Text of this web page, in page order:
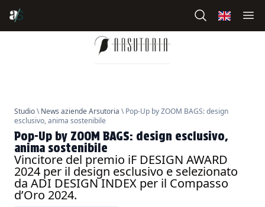
Studio\News aziende Arsutoria \ Pop-Up by ZOOM BAGS: design
esclusivo, anima sostenibile
Pop-Up by ZOOM BAGS: design esclusivo,
anima sostenibile
Vincitore del premio iF DESIGN AWARD
2024 per il design esclusivo e selezionato
da ADI DESIGN INDEX per il Compasso
d’Oro 2024.